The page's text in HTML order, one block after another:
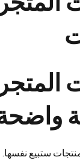
ستبيع نفسها.